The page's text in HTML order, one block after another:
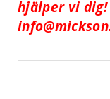
hjälper vi dig!